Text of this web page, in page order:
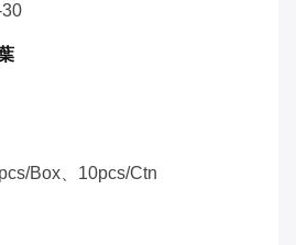
box、10pcs/ctn